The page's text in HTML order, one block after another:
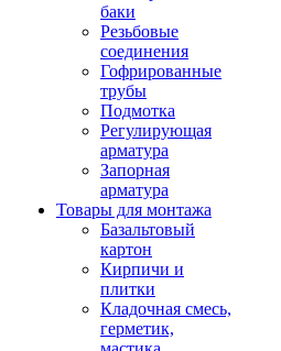
баки
Резьбовые
соединения
Гофрированные
трубы
Подмотка
Регулирующая
арматура
Запорная
арматура
Товары для монтажа
Базальтовый
картон
Кирпичи и
плитки
Кладочная смесь,
герметик,